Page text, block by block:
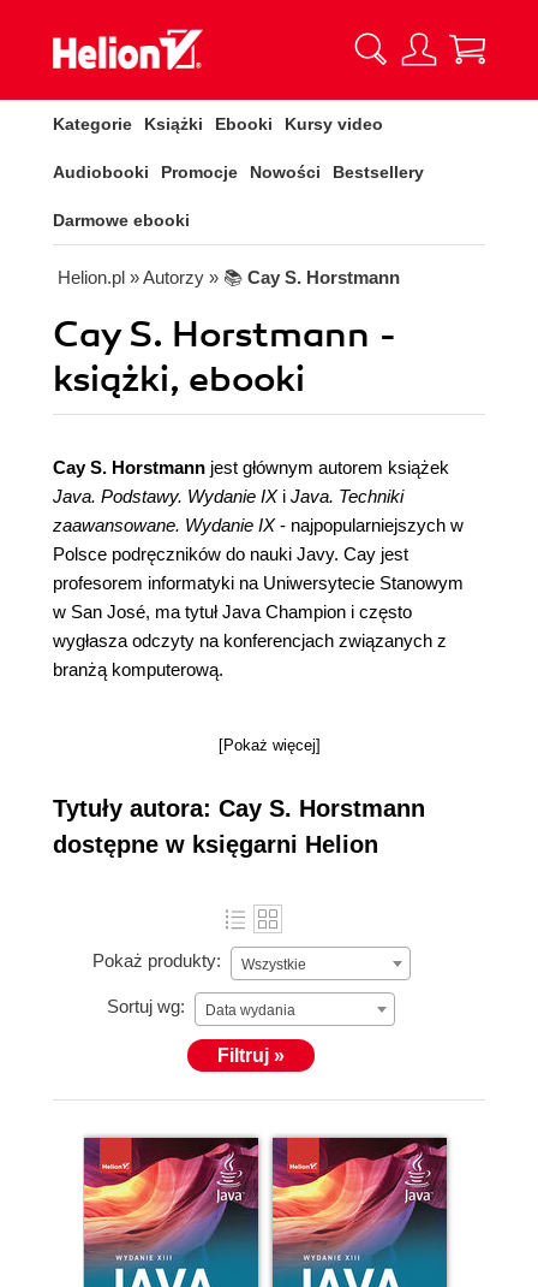
Kategorie Książki Ebooki Kursy video
Audiobooki Promocje Nowości Bestsellery
Darmowe ebooki
Helion.pl » Autorzy » 📚 Cay S. Horstmann
Cay S. Horstmann -
książki, ebooki
Cay S. Horstmann jest głównym autorem książek
Java. Podstawy. Wydanie IXi Java. Techniki
zaawansowane. Wydanie IX- najpopularniejszych w
Polsce podręczników do nauki Javy. Cay jest
profesorem informatyki na Uniwersytecie Stanowym
w San José, ma tytuł Java Champion i często
wygłasza odczyty na konferencjach związanych z
branżą komputerową.
[Pokaż więcej]
Tytuły autora: Cay S. Horstmann
dostępne w księgarni Helion
Pokaż produkty: Wszystkie
Sortuj wg: Data wydania
Filtruj »